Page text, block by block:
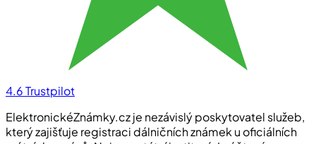
4.6Trustpilot
ElektronickéZnámky.cz je nezávislý poskytovatel služeb,
který zajišťuje registraci dálničních známek u oficiálních